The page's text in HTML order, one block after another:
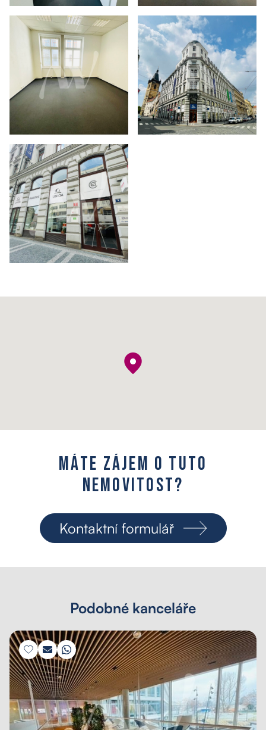
Máte zájem o tuto
nemovitost?
Kontaktní formulář
Podobné kanceláře